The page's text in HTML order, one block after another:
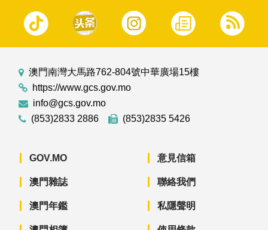
澳門南灣大馬路762-804號中華廣場15樓
https://www.gcs.gov.mo
info@gcs.gov.mo
(853)2833 2886
(853)2835 5426
GOV.MO
澳門雜誌
澳門年鑑
意見信箱
聯絡我們
私隱聲明